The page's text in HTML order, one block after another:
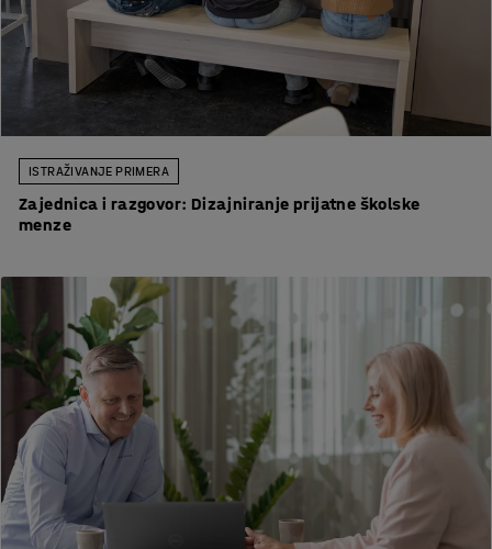
ISTRAŽIVANJE PRIMERA
Zajednica i razgovor: Dizajniranje prijatne školske
menze